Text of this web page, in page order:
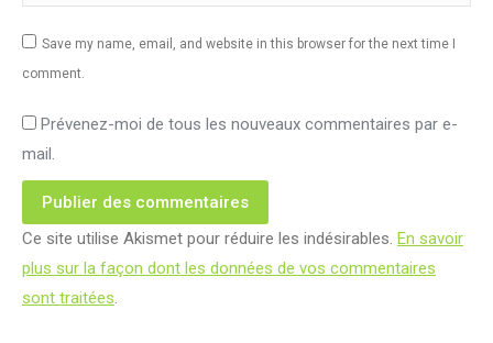
Save my name, email, and website in this browser for the next time I
comment.
Prévenez-moi de tous les nouveaux commentaires par e-
mail.
Publier des commentaires
Ce site utilise Akismet pour réduire les indésirables. En savoir
plus sur la façon dont les données de vos commentaires
sont traitées.